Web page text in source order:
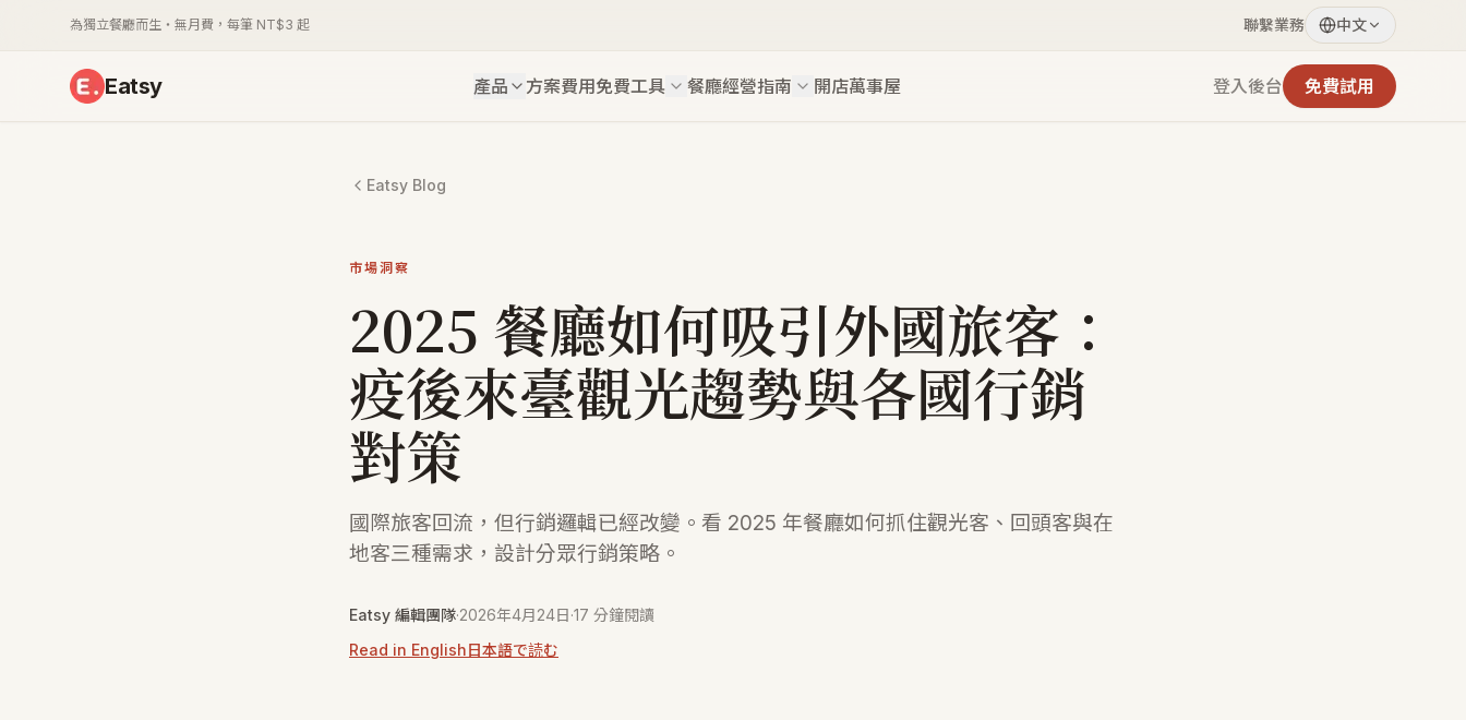
為獨立餐廳而生・無月費，每筆 NT$3 起 聯繫業務 中文
Eatsy 產品 方案費用免費工具 餐廳經營指南 開店萬事屋 登入後台 免費試用
Eatsy Blog
市場洞察
2025 餐廳如何吸引外國旅客：
疫後來臺觀光趨勢與各國行銷
對策
國際旅客回流，但行銷邏輯已經改變。看 2025 年餐廳如何抓住觀光客、回頭客與在
地客三種需求，設計分眾行銷策略。
Eatsy 編輯團隊·2026年4月24日·17 分鐘閱讀
Read in English日本語で読む